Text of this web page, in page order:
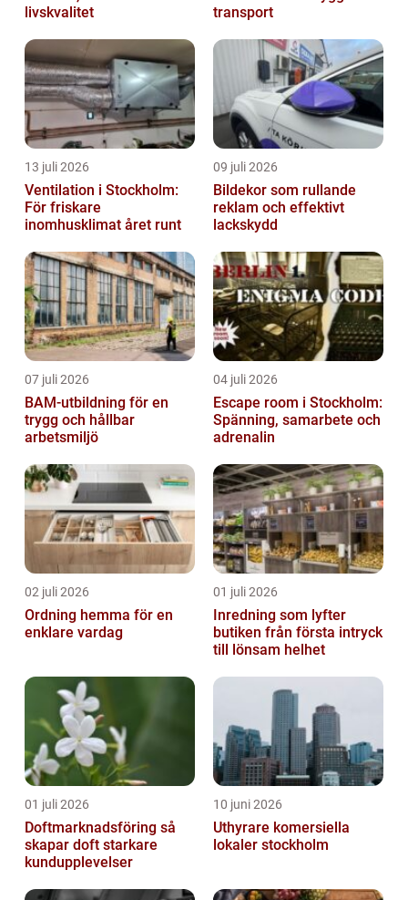
livskvalitet
transport
13 juli 2026
Ventilation i Stockholm:
För friskare
inomhusklimat året runt
09 juli 2026
Bildekor som rullande
reklam och effektivt
lackskydd
07 juli 2026
BAM-utbildning för en
trygg och hållbar
arbetsmiljö
04 juli 2026
Escape room i Stockholm:
Spänning, samarbete och
adrenalin
02 juli 2026
Ordning hemma för en
enklare vardag
01 juli 2026
Inredning som lyfter
butiken från första intryck
till lönsam helhet
01 juli 2026
Doftmarknadsföring så
skapar doft starkare
kundupplevelser
10 juni 2026
Uthyrare komersiella
lokaler stockholm